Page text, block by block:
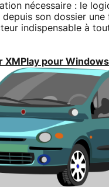
nécessaire : le
son dossier une
indispensable à
XMPlay pour Windows